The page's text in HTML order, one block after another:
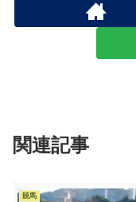
関連記事
競馬